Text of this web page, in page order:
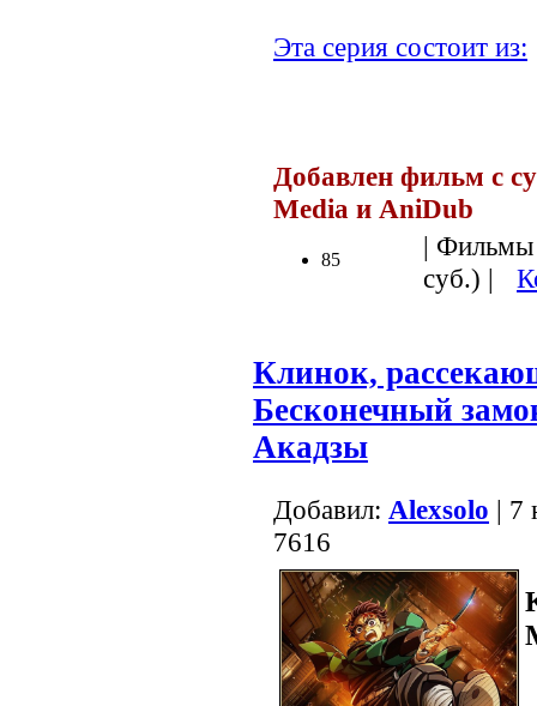
Эта серия состоит из:
Добавлен фильм с
Media и AniDub
85
| Фильмы
суб.) |
Клинок,
Бесконечный
Акадзы
Добавил: Alexsolo | 7
7616